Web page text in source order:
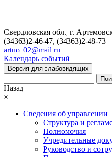
Свердловская обл., г.
(34363)2-46-47, (34363)2-48-73
artuo_02@mail.ru
Календарь событий
Версия для слабовидящих
Назад
×
Сведения об управлении
Структура и
Полномочия
Учредительные
Руководство и